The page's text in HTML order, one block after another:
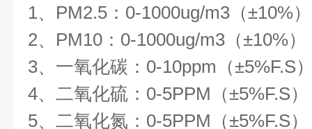
1、PM2.5：0-1000ug/m3（±10%）
2、PM10：0-1000ug/m3（±10%）
3、一氧化碳：0-10ppm（±5%F.S
4、二氧化硫：0-5PPM（±5%F.S）
5、二氧化氮：0-5PPM（±5%F.S）